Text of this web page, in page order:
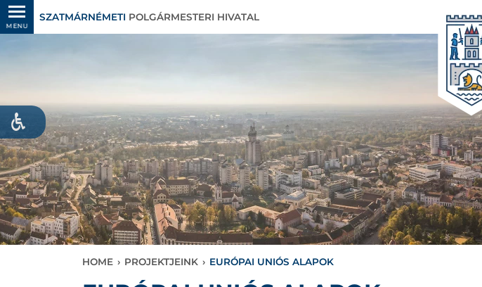
MENU
SZATMÁRNÉMETI POLGÁRMESTERI HIVATAL
HOME › PROJEKTJEINK › EURÓPAI UNIÓS ALAPOK